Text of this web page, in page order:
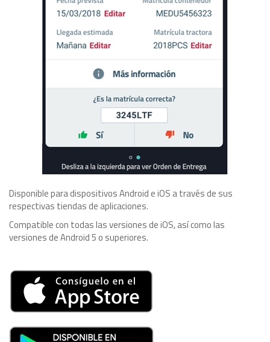
Disponible para dispositivos Android e iOS a través de sus
respectivas tiendas de aplicaciones.
Compatible con todas las versiones de iOS, así como las
versiones de Android 5 o superiores.